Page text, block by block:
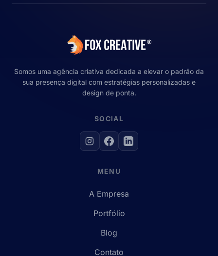
Somos uma agência criativa dedicada a elevar o padrão da
sua presença digital com estratégias personalizadas e
design de ponta.
SOCIAL
MENU
A Empresa
Portfólio
Blog
Contato